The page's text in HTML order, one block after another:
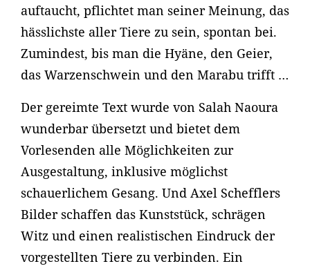
auftaucht, pflichtet man seiner Meinung, das
hässlichste aller Tiere zu sein, spontan bei.
Zumindest, bis man die Hyäne, den Geier,
das Warzenschwein und den Marabu trifft …
Der gereimte Text wurde von Salah Naoura
wunderbar übersetzt und bietet dem
Vorlesenden alle Möglichkeiten zur
Ausgestaltung, inklusive möglichst
schauerlichem Gesang. Und Axel Schefflers
Bilder schaffen das Kunststück, schrägen
Witz und einen realistischen Eindruck der
vorgestellten Tiere zu verbinden. Ein